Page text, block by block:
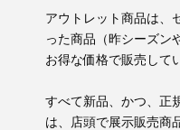
アウトレット商品は、
った商品（昨シーズン
お得な価格で販売して
すべて新品、かつ、正
は、店頭で展示販売商